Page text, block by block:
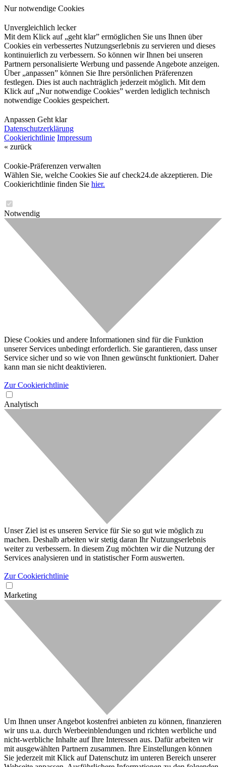
Nur notwendige Cookies
Unvergleichlich lecker
Mit dem Klick auf „geht klar” ermöglichen Sie uns Ihnen über
Cookies ein verbessertes Nutzungserlebnis zu servieren und dieses
kontinuierlich zu verbessern. So können wir Ihnen bei unseren
Partnern personalisierte Werbung und passende Angebote anzeigen.
Über „anpassen” können Sie Ihre persönlichen Präferenzen
festlegen. Dies ist auch nachträglich jederzeit möglich. Mit dem
Klick auf „Nur notwendige Cookies” werden lediglich technisch
notwendige Cookies gespeichert.
Anpassen Geht klar
Datenschutzerklärung
Cookierichtlinie Impressum
« zurück
Cookie-Präferenzen verwalten
Wählen Sie, welche Cookies Sie auf check24.de akzeptieren. Die
Cookierichtlinie finden Sie hier.
Notwendig
Diese Cookies und andere Informationen sind für die Funktion
unserer Services unbedingt erforderlich. Sie garantieren, dass unser
Service sicher und so wie von Ihnen gewünscht funktioniert. Daher
kann man sie nicht deaktivieren.
Zur Cookierichtlinie
Analytisch
Unser Ziel ist es unseren Service für Sie so gut wie möglich zu
machen. Deshalb arbeiten wir stetig daran Ihr Nutzungserlebnis
weiter zu verbessern. In diesem Zug möchten wir die Nutzung der
Services analysieren und in statistischer Form auswerten.
Zur Cookierichtlinie
Marketing
Um Ihnen unser Angebot kostenfrei anbieten zu können, finanzieren
wir uns u.a. durch Werbeeinblendungen und richten werbliche und
nicht-werbliche Inhalte auf Ihre Interessen aus. Dafür arbeiten wir
mit ausgewählten Partnern zusammen. Ihre Einstellungen können
Sie jederzeit mit Klick auf Datenschutz im unteren Bereich unserer